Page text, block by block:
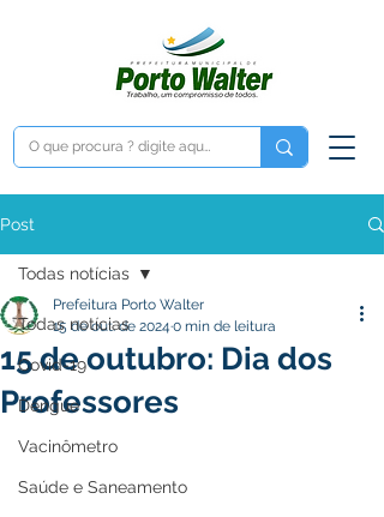
Post
Todas notícias
Covid-19
Dengue
Vacinômetro
Saúde e Saneamento
Todas notícias
15 de outubro: Dia dos
Professores
Prefeitura Porto Walter
15 de out. de 2024 0 min de leitura